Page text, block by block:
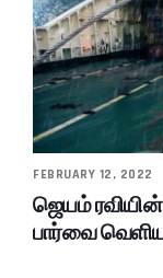
FEBRUARY 12, 2022
ஜெயம்
பார்வை